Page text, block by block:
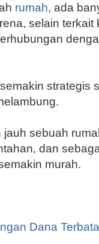
rumah, ada
selain
strategis
sebuah
dan
murah.
Dana